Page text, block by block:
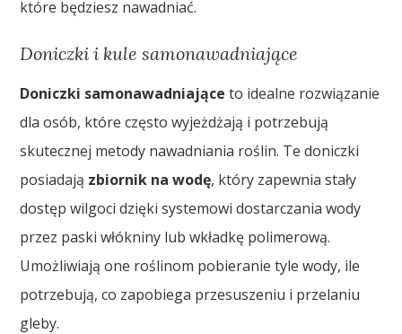
które będziesz nawadniać.
Doniczki i kule samonawadniające
Doniczki samonawadniające to idealne rozwiązanie
dla osób, które często wyjeżdżają i potrzebują
skutecznej metody nawadniania roślin. Te doniczki
posiadają zbiornik na wodę, który zapewnia stały
dostęp wilgoci dzięki systemowi dostarczania wody
przez paski włókniny lub wkładkę polimerową.
Umożliwiają one roślinom pobieranie tyle wody, ile
potrzebują, co zapobiega przesuszeniu i przelaniu
gleby.